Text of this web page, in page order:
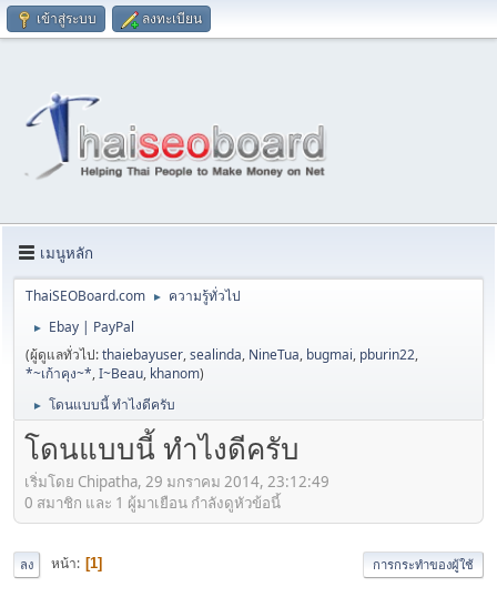
เข้าสู่ระบบ ลงทะเบียน
เมนูหลัก
ThaiSEOBoard.com ► ความรู้ทั่วไป
►
Ebay | PayPal
(ผู้ดูแลทั่วไป:thaiebayuser,sealinda, NineTua, bugmai, pburin22,
*~เก้าคุง~*,I~Beau, khanom)
► โดนแบบนี้ ทำไงดีครับ
โดนแบบนี้ ทำไงดีครับ
เริ่มโดย Chipatha, 29 มกราคม 2014, 23:12:49
0 สมาชิก และ 1 ผู้มาเยือน กำลังดูหัวข้อนี้
ลง หน้า 1 การกระทำของผู้ใช้